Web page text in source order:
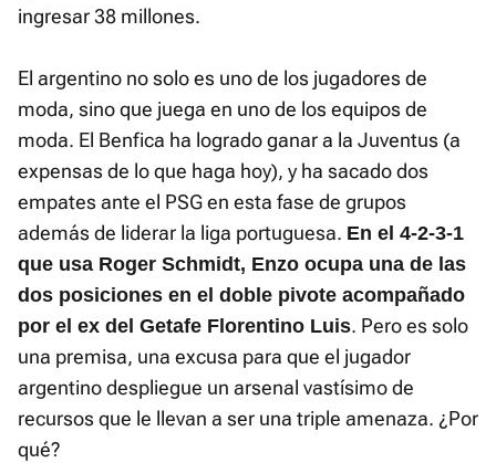
ingresar 38 millones.
El argentino no solo es uno de los jugadores de
moda, sino que juega en uno de los equipos de
moda. El Benfica ha logrado ganar a la Juventus (a
expensas de lo que haga hoy), y ha sacado dos
empates ante el PSG en esta fase de grupos
además de liderar la liga portuguesa. En el 4-2-3-1
que usa Roger Schmidt, Enzo ocupa una de las
dos posiciones en el doble pivote acompañado
por el ex del Getafe Florentino Luis. Pero es solo
una premisa, una excusa para que el jugador
argentino despliegue un arsenal vastísimo de
recursos que le llevan a ser una triple amenaza. ¿Por
qué?